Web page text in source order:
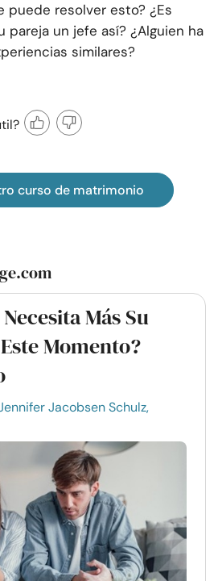
puede resolver esto? ¿Es
pareja un jefe así? ¿Alguien ha
similares?
curso de matrimonio
Más Su
Momento?
Jacobsen Schulz,